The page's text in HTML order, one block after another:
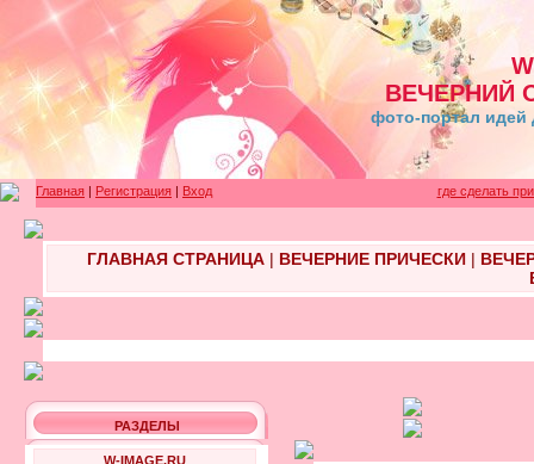
ВЕЧЕРНИЙ
фото-портал идей
Главная | Регистрация | Вход где сделать
ГЛАВНАЯ СТРАНИЦА| ВЕЧЕРНИЕ ПРИЧЕСКИ|
РАЗДЕЛЫ
W-IMAGE.RU